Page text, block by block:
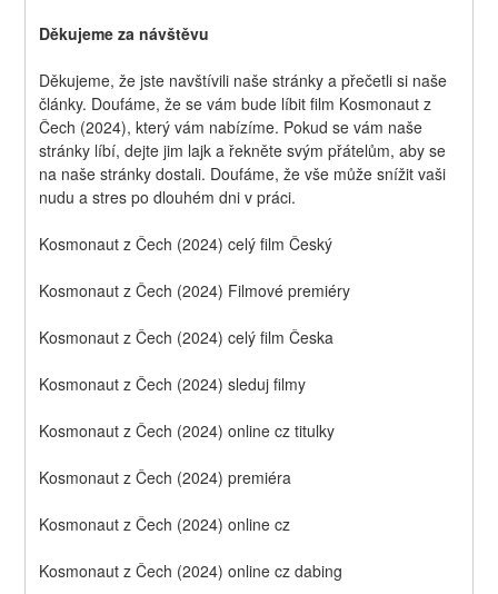
Děkujeme za návštěvu
Děkujeme, že jste navštívili naše stránky a přečetli si naše
články. Doufáme, že se vám bude líbit film Kosmonaut z
Čech (2024), který vám nabízíme. Pokud se vám naše
stránky líbí, dejte jim lajk a řekněte svým přátelům, aby se
na naše stránky dostali. Doufáme, že vše může snížit vaši
nudu a stres po dlouhém dni v práci.
Kosmonaut z Čech (2024) celý film Český
Kosmonaut z Čech (2024) Filmové premiéry
Kosmonaut z Čech (2024) celý film Česka
Kosmonaut z Čech (2024) sleduj filmy
Kosmonaut z Čech (2024) online cz titulky
Kosmonaut z Čech (2024) premiéra
Kosmonaut z Čech (2024) online cz
Kosmonaut z Čech (2024) online cz dabing